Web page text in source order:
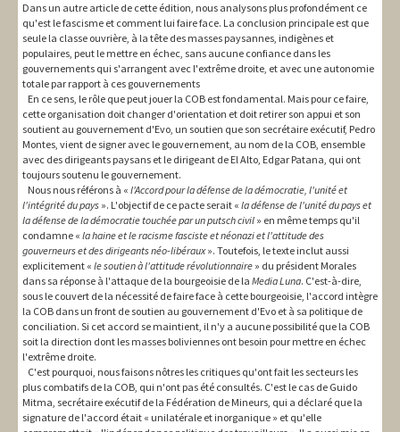
Dans un autre article de cette édition, nous analysons plus profondément ce
qu'est le fascisme et comment lui faire face. La conclusion principale est que
seule la classe ouvrière, à la tête des masses paysannes, indigènes et
populaires, peut le mettre en échec, sans aucune confiance dans les
gouvernements qui s'arrangent avec l'extrême droite, et avec une autonomie
totale par rapport à ces gouvernements
En ce sens, le rôle que peut jouer la COB est fondamental. Mais pour ce faire,
cette organisation doit changer d'orientation et doit retirer son appui et son
soutient au gouvernement d'Evo, un soutien que son secrétaire exécutif, Pedro
Montes, vient de signer avec le gouvernement, au nom de la COB, ensemble
avec des dirigeants paysans et le dirigeant de El Alto, Edgar Patana, qui ont
toujours soutenu le gouvernement.
Nous nous référons à « l'Accord pour la défense de la démocratie, l'unité et
l'intégrité du pays ». L'objectif de ce pacte serait « la défense de l'unité du pays et
la défense de la démocratie touchée par un putsch civil » en même temps qu'il
condamne « la haine et le racisme fasciste et néonazi et l'attitude des
gouverneurs et des dirigeants néo-libéraux». Toutefois, le texte inclut aussi
explicitement « le soutien à l'attitude révolutionnaire » du président Morales
dans sa réponse à l'attaque de la bourgeoisie de la Media Luna. C'est-à-dire,
sous le couvert de la nécessité de faire face à cette bourgeoisie, l'accord intègre
la COB dans un front de soutien au gouvernement d'Evo et à sa politique de
conciliation. Si cet accord se maintient, il n'y a aucune possibilité que la COB
soit la direction dont les masses boliviennes ont besoin pour mettre en échec
l'extrême droite.
C'est pourquoi, nous faisons nôtres les critiques qu'ont fait les secteurs les
plus combatifs de la COB, qui n'ont pas été consultés. C'est le cas de Guido
Mitma, secrétaire exécutif de la Fédération de Mineurs, qui a déclaré que la
signature de l'accord était « unilatérale et inorganique » et qu'elle